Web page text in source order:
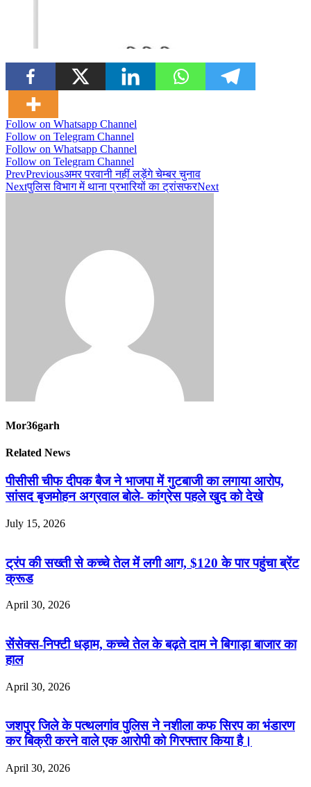
Follow on Whatsapp Channel
Follow on Telegram Channel
Follow on Whatsapp Channel
Follow on Telegram Channel
PrevPreviousअमर परवानी नहीं लड़ेंगे चेम्बर चुनाव
Nextपुलिस विभाग में थाना प्रभारियों का ट्रांसफरNext
Mor36garh
Related News
पीसीसी चीफ दीपक बैज ने भाजपा में गुटबाजी का लगाया आरोप,
सांसद बृजमोहन अग्रवाल बोले- कांग्रेस पहले खुद को देखे
July 15, 2026
ट्रंप की सख्ती से कच्चे तेल में लगी आग, $120 के पार पहुंचा ब्रेंट
क्रूड
April 30, 2026
सेंसेक्स-निफ्टी धड़ाम, कच्चे तेल के बढ़ते दाम ने बिगाड़ा बाजार का
हाल
April 30, 2026
जशपुर जिले के पत्थलगांव पुलिस ने नशीला कफ सिरप का भंडारण
कर बिक्री करने वाले एक आरोपी को गिरफ्तार किया है।
April 30, 2026